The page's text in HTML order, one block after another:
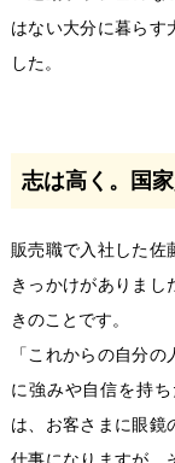
はない大分に暮らす
した。
志は高く。国
販売職で入社した佐
きっかけがありまし
きのことです。
「これからの自分
に強みや自信を持
は、お客さまに眼鏡